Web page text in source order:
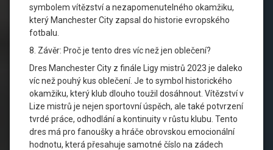
symbolem vítězství a nezapomenutelného okamžiku,
který Manchester City zapsal do historie evropského
fotbalu.
8. Závěr: Proč je tento dres víc než jen oblečení?
Dres Manchester City z finále Ligy mistrů 2023 je daleko
víc než pouhý kus oblečení. Je to symbol historického
okamžiku, který klub dlouho toužil dosáhnout. Vítězství v
Lize mistrů je nejen sportovní úspěch, ale také potvrzení
tvrdé práce, odhodlání a kontinuity v růstu klubu. Tento
dres má pro fanoušky a hráče obrovskou emocionální
hodnotu, která přesahuje samotné číslo na zádech